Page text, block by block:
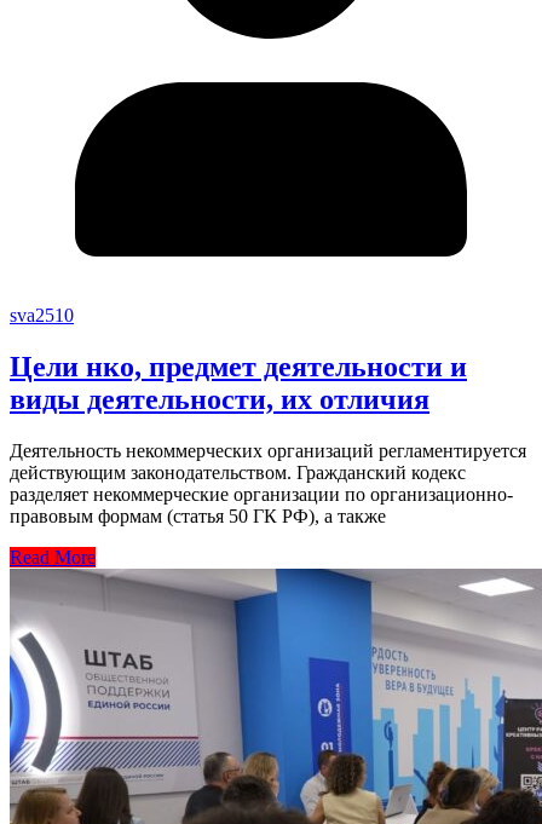
sva2510
Цели нко, предмет деятельности и
виды деятельности, их отличия
Деятельность некоммерческих организаций регламентируется
действующим законодательством. Гражданский кодекс
разделяет некоммерческие организации по организационно-
правовым формам (статья 50 ГК РФ), а также
Read More